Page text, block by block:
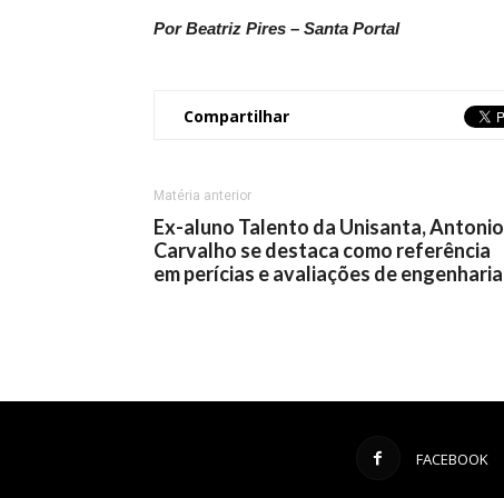
Por Beatriz Pires – Santa Portal
Compartilhar
Matéria anterior
Ex-aluno Talento da Unisanta, Antonio
Carvalho se destaca como referência
em perícias e avaliações de engenharia
FACEBOOK